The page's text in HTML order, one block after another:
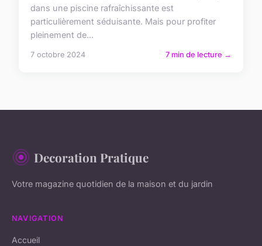
dans une piscine rafraîchissante est
particulièrement séduisante. Mais pour profiter
pleinement de...
7 octobre 2024 7 min de lecture →
Decoration Pratique
Votre magazine quotidien de la maison et du jardin
NAVIGATION
Accueil